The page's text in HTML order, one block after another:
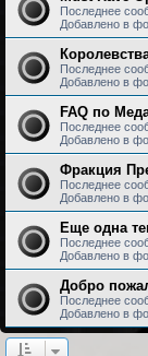
Последнее
Добавлено в
Последнее
Добавлено в
FAQ по
Последнее
Добавлено в
Фракция
Последнее
Добавлено в
Еще одна
Последнее
Добавлено в
Добро
Последнее
Добавлено в